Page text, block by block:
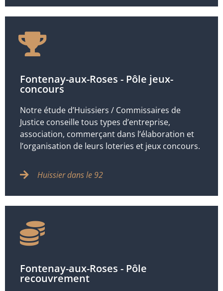
Fontenay-aux-Roses - Pôle jeux-
concours
Notre étude d’Huissiers / Commissaires de
Justice conseille tous types d’entreprise,
association, commerçant dans l’élaboration et
l’organisation de leurs loteries et jeux concours.
Huissier dans le 92
Fontenay-aux-Roses - Pôle
recouvrement